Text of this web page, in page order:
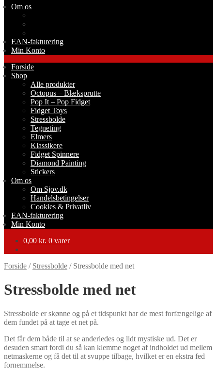
Om os
EAN-fakturering
Min Konto
Forside
Shop
Alle produkter
Octopus – Blæksprutte
Pop It – Pop Fidget
Fidget Toys
Stressbolde
Tegneting
Elmers
Klassikere
Fidget Spinnere
Diamond Painting
Stickers
Om os
Om Sjov.dk
Handelsbetingelser
Cookies & Privatliv
EAN-fakturering
Min Konto
0,00 kr. 0 varer
Forside / Stressbolde / Stressbolde med net
Stressbolde med net
Stressbolde er skønne og på et tidspunkt har de mest forfængelige af
dem fundet på at tage et net på.
Det får dem både til at se anderledes og lidt mystiske ud. Det er
desuden smart fordi du så kan klemme noget af indholdet ud mellem
netmaskerne og få det til at svuppe tilbage, hvilket er en ekstra fed
fornemmelse.